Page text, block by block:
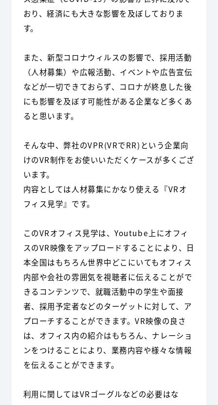
おり、経済にも大きな影響を及ぼしておりま
す。
また、新型コロナウィルスの影響で、採用活動
（人材募集）や広報活動、イベントや広告宣伝
などが一切できておらず、コロナが終息した後
にも影響を及ぼす可能性がある企業など多くあ
ると思います。
そんな中、弊社のVPR(VRでRR)という企業向
けのVR制作をお使いいただくケースが多くござ
います。
内容としては人材募集にかなり使える『VRオ
フィス見学』です。
このVRオフィス見学は、Youtube上にオフィ
スのVR映像をアップロードすることにより、日
本全国はもちろん世界中どこにいてもオフィス
内部や会社の雰囲気を視聴者に伝えることがで
きるコンテンツで、就職活動中の学生や面接
者、採用予定者などのターゲットに対して、ア
プローチすることができます。VR映像の良さ
は、オフィス内の紹介はもちろん、ナレーショ
ンをつけることにより、業務内容や様々な情報
を伝えることができます。
利用に関してはVRゴーグルなどの必要はな